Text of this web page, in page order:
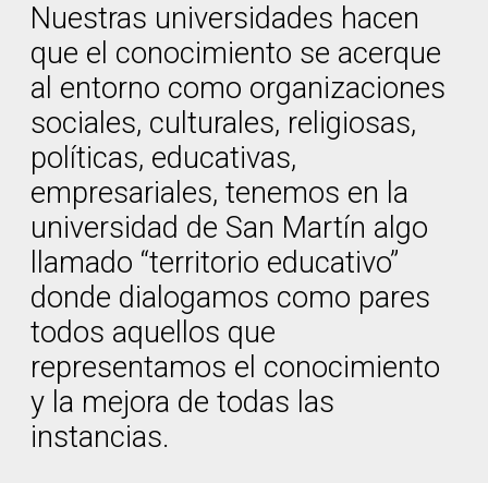
Nuestras universidades hacen
que el conocimiento se acerque
al entorno como organizaciones
sociales, culturales, religiosas,
políticas, educativas,
empresariales, tenemos en la
universidad de San Martín algo
llamado “territorio educativo”
donde dialogamos como pares
todos aquellos que
representamos el conocimiento
y la mejora de todas las
instancias.